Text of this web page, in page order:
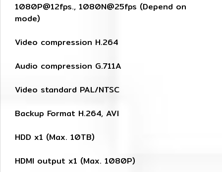
1080P@12fps., 1080N@25fps (Depend on
mode)
Video compression H.264
Audio compression G.711A
Video standard PAL/NTSC
Backup Format H.264, AVI
HDD x1 (Max. 10TB)
HDMI output x1 (Max. 1080P)